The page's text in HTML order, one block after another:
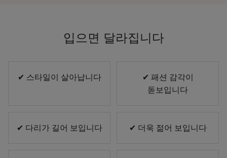
입으면 달라집니다
✔ 스타일이 살아납니다
✔ 패션 감각이
돋보입니다
✔ 다리가 길어 보입니다 ✔ 더욱 젊어 보입니다